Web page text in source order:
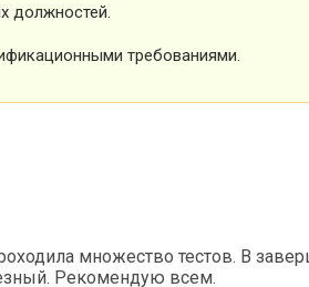
должностей.
требованиями.
множество тестов. В
Рекомендую всем.